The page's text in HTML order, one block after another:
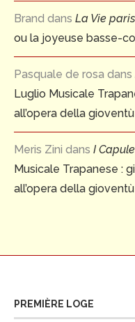
Brand dans La Vie
ou la joyeuse basse-
Pasquale de rosa dans
Luglio Musicale
all’opera della
Meris Zini dans I
Musicale Trapanese :
all’opera della
PREMIÈRE LOGE